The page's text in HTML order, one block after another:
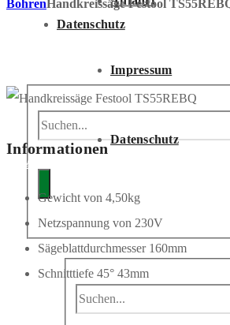
Datenschutz
Anfrage
Impressum
Datenschutz
ANFRAGE
BohrenHandkreissäge Festool
Informationen
Gewicht von 4,50kg
Netzspannung von 230V
Sägeblattdurchmesser 160mm
Schnitttiefe 45° 43mm